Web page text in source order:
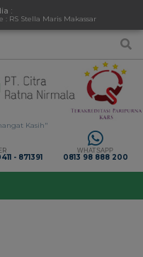
:
: RS Stella Maris Makassar
Kasih"
- 871391
WHATSAPP
0813 98 888 200